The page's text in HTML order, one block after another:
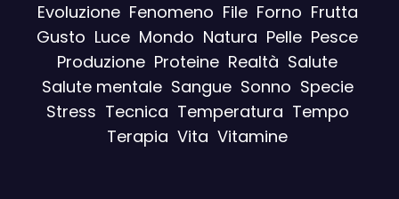
Evoluzione Fenomeno File Forno Frutta
Gusto Luce Mondo Natura Pelle Pesce
Produzione Proteine Realtà Salute
Salute mentale Sangue Sonno Specie
Stress Tecnica Temperatura Tempo
Terapia Vita Vitamine